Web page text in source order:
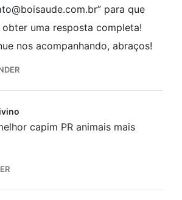
para que
obter uma resposta completa!
nos acompanhando, abraços!
capim PR animais mais